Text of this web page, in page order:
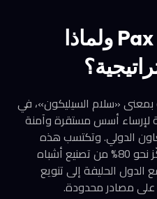
ما هي قمة Pax Silica ولماذا
بمعنى «سلام السيليكون»، في
لإرساء أسس مستقرة وآمنة
الدولي. وتكتسب هذه
الجهود إلحاحاً متزايداً في ظل تركّز نحو 80% من تصنيع أشباه
الدول الحليفة إلى تنويع
على مصادر محدودة.